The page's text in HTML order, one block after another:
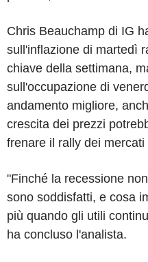
Chris Beauchamp di IG
sull'inflazione di martedì
chiave della settimana,
sull'occupazione di
andamento migliore,
crescita dei prezzi
frenare il rally dei mercati
"Finché la recessione
sono soddisfatti, e cosa
più quando gli utili
ha concluso l'analista.